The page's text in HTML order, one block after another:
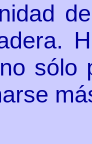
sólo